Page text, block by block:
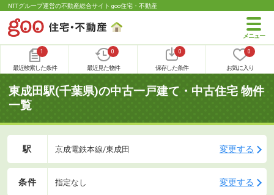
NTTグループ運営の不動産総合サイト goo住宅・不動産
1
最近検索した条件
0
最近見た物件
0
保存した条件
0
お気に入り
東成田駅(千葉県)の中古一戸建て・中古住宅 物件
一覧
駅 京成電鉄本線/東成田 変更する
条件 指定なし 変更する